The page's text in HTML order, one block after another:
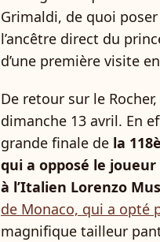
Grimaldi, de quoi
l’ancêtre direct du
d’une première visite
De retour sur le
dimanche 13 avril. En
grande finale de la
qui a opposé le
à l’Italien Lorenzo
de Monaco, qui a opté
magnifique tailleur